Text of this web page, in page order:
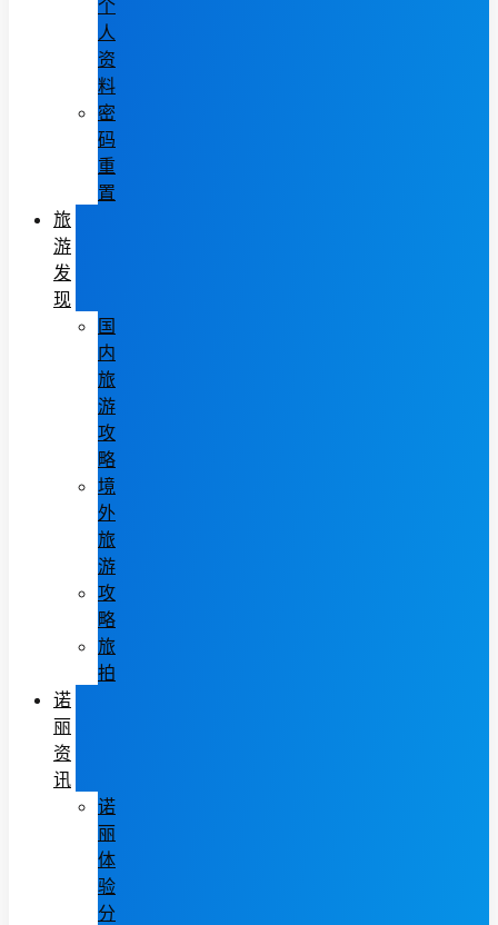
个
人
资
料
密
码
重
置
旅
游
发
现
国
内
旅
游
攻
略
境
外
旅
游
攻
略
旅
拍
诺
丽
资
讯
诺
丽
体
验
分